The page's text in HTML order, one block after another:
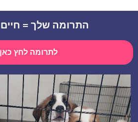
התרומה שלך =
לתרומה לחץ כאן